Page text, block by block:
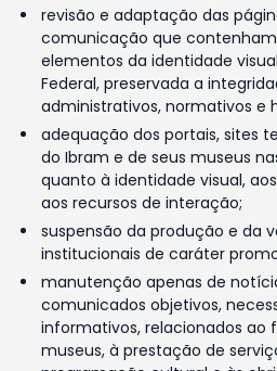
revisão e adaptação das
comunicação que
elementos da identidade
Federal, preservada a
administrativos, normativos e
adequação dos portais, sites
do Ibram e de seus museus
quanto à identidade visual,
aos recursos de interação;
suspensão da produção e da
institucionais de caráter
manutenção apenas de
comunicados objetivos,
informativos, relacionados ao
museus, à prestação de